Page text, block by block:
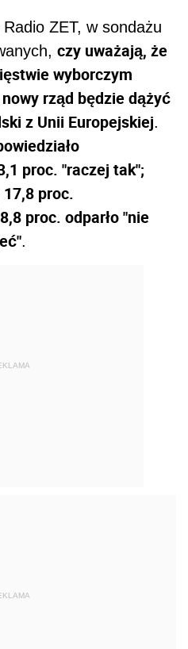
ZET, w sondażu
czy uważają, że
wyborczym
rząd będzie dążyć
z Unii Europejskiej.
proc. "raczej tak";
proc.
proc. odparło "nie
.
58 proc.